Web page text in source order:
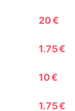
20 €
1.75 €
10 €
1.75 €